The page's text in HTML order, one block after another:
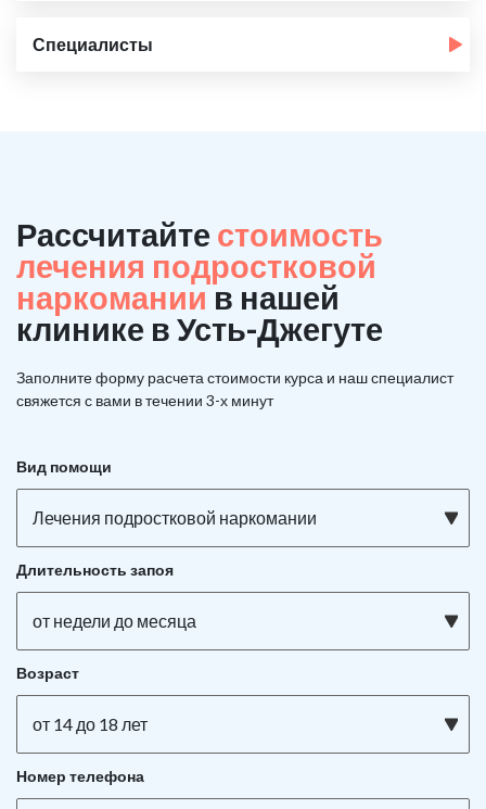
Специалисты
Рассчитайте стоимость
лечения подростковой
наркоманиив нашей
клинике в Усть-Джегуте
Заполните форму расчета стоимости курса и наш специалист
свяжется с вами в течении 3-х минут
Вид помощи
Лечения подростковой наркомании
Длительность запоя
от недели до месяца
Возраст
от 14 до 18 лет
Номер телефона